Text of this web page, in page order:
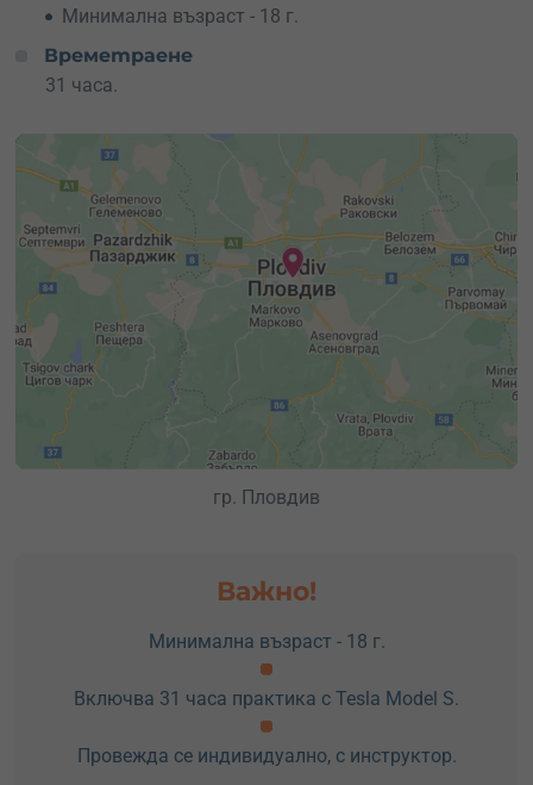
Минимална възраст - 18 г.
Времетраене
31 часа.
гр. Пловдив
Важно!
Минимална възраст - 18 г.
Включва 31 часа практика с Tesla Model S.
Провежда се индивидуално, с инструктор.